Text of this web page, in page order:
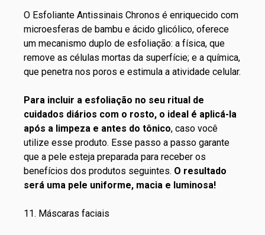
O Esfoliante Antissinais Chronos é enriquecido com
microesferas de bambu e ácido glicólico, oferece
um mecanismo duplo de esfoliação: a física, que
remove as células mortas da superfície; e a química,
que penetra nos poros e estimula a atividade celular.
Para incluir a esfoliação no seu ritual de
cuidados diários com o rosto, o ideal é aplicá-la
após a limpeza e antes do tônico, caso você
utilize esse produto. Esse passo a passo garante
que a pele esteja preparada para receber os
benefícios dos produtos seguintes. O resultado
será uma pele uniforme, macia e luminosa!
11. Máscaras faciais